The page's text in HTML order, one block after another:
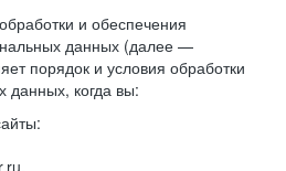
и обеспечения
данных (далее —
порядок и условия обработки
данных, когда вы: